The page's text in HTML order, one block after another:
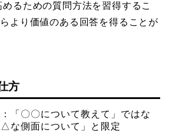
るための質問方法を習得するこ
より価値のある回答を得ることが
方
：「〇〇について教えて」ではな
な側面について」と限定